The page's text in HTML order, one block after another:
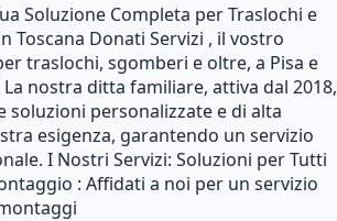
Soluzione Completa per Traslochi e
Toscana Donati Servizi , il vostro
traslochi, sgomberi e oltre, a Pisa e
nostra ditta familiare, attiva dal 2018,
soluzioni personalizzate e di alta
esigenza, garantendo un servizio
I Nostri Servizi: Soluzioni per Tutti
: Affidati a noi per un servizio